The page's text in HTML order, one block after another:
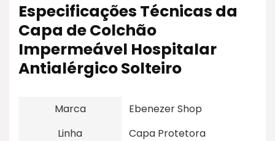
Especificações Técnicas da
Capa de Colchão
Impermeável Hospitalar
Antialérgico Solteiro
Marca
Ebenezer Shop
Linha
Capa Protetora